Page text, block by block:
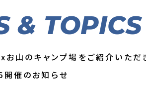
& TOPICS
山のキャンプ場をご紹介いただ
開催のお知らせ